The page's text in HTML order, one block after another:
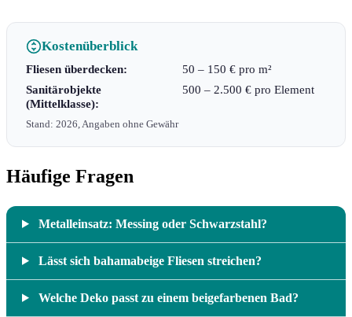
Kostenüberblick
Fliesen überdecken:
50 – 150 € pro m²
Sanitärobjekte
(Mittelklasse):
500 – 2.500 € pro Element
Stand: 2026, Angaben ohne Gewähr
Häufige Fragen
Metalleinsatz: Messing oder Schwarzstahl?
Lässt sich bahamabeige Fliesen streichen?
Welche Deko passt zu einem beigefarbenen Bad?